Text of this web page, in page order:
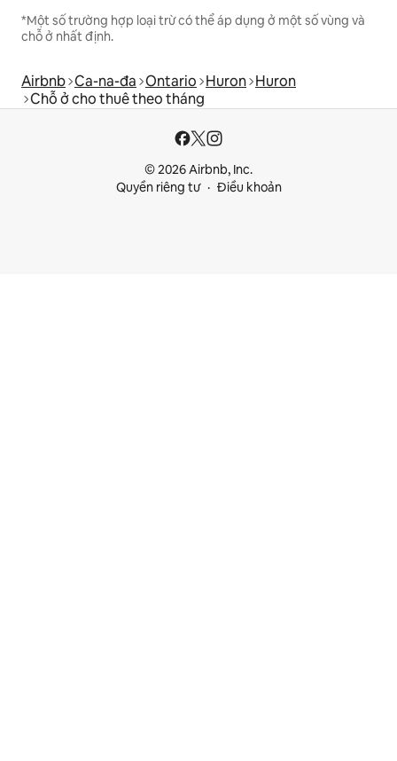
*Một số trường hợp loại trừ có thể áp dụng ở một số vùng và
chỗ ở nhất định.
Airbnb Ca-na-đa Ontario Huron Huron
Chỗ ở cho thuê theo tháng
© 2026 Airbnb, Inc.
Quyền riêng tư
Điều khoản